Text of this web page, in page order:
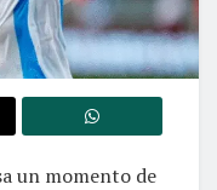
un momento de